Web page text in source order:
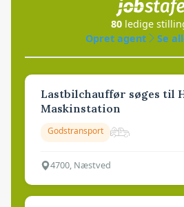
80 ledige
Opret agent
Se
Lastbilchauffør søges til
Maskinstation
Godstransport
4700, Næstved